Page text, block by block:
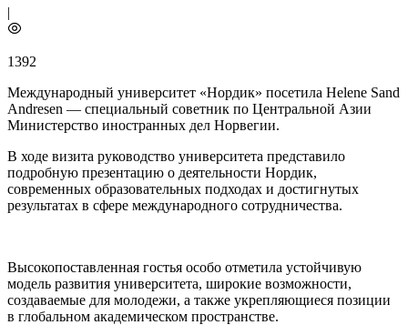
|
1392
Международный университет «Нордик» посетила Helene Sand
Andresen — специальный советник по Центральной Азии
Министерство иностранных дел Норвегии.
В ходе визита руководство университета представило
подробную презентацию о деятельности Нордик,
современных образовательных подходах и достигнутых
результатах в сфере международного сотрудничества.
Высокопоставленная гостья особо отметила устойчивую
модель развития университета, широкие возможности,
создаваемые для молодежи, а также укрепляющиеся позиции
в глобальном академическом пространстве.